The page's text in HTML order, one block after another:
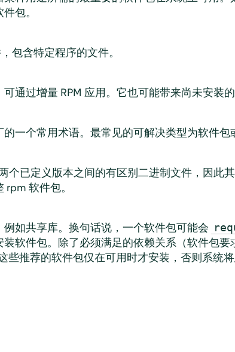
包。
包含特定程序的文件。
通过增量 RPM 应用。它也可能带来尚未安装的
一个常用术语。最常见的可解决类型为软件包
个已定义版本之间的有区别二进制文件，因此
软件包。
如共享库。换句话说，一个软件包可能会
软件包。除了必须满足的依赖关系（软件包
些推荐的软件包仅在可用时才安装，否则系统